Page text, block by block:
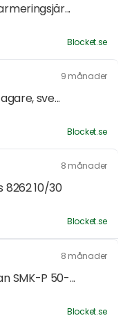
Blocket.se
9 månader
sve...
Blocket.se
8 månader
8262 10/30
Blocket.se
8 månader
SMK-P 50-...
Blocket.se